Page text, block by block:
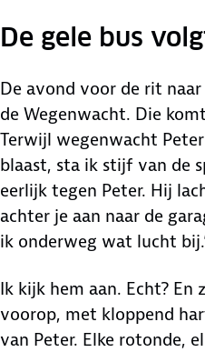
De gele bus
De avond voor de rit
de Wegenwacht. Die
Terwijl wegenwacht
blaast, sta ik stijf van de
eerlijk tegen Peter. Hij
achter je aan naar de
ik onderweg wat lucht
Ik kijk hem aan. Echt?
voorop, met kloppend
van Peter. Elke rotonde,